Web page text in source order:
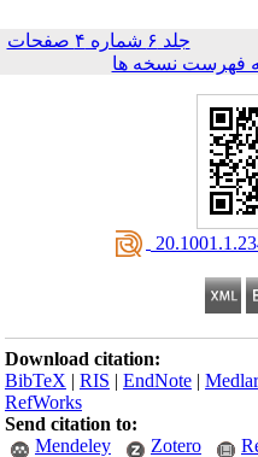
جلد ۶ شماره ۴ صفحات
نسخه ها
Download citation:
BibTeX |RIS |EndNote |
RefWorks
Send citation to:
Mendeley
Zotero